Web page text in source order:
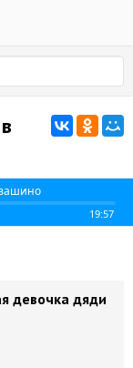
19:57
девочка дяди